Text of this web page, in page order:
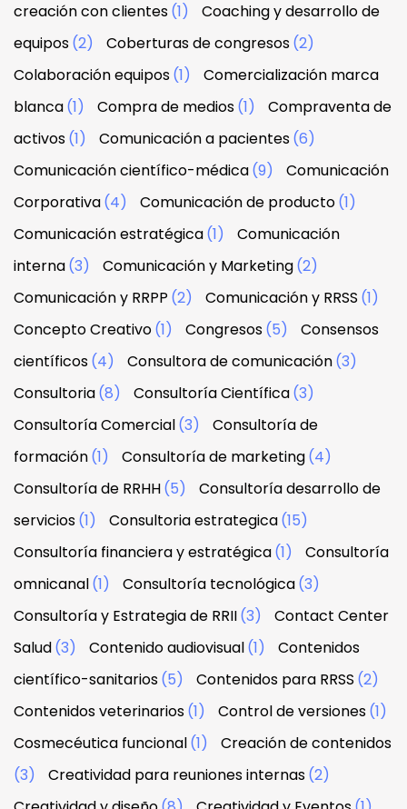
creación con clientes(1)
Coaching y desarrollo de
equipos(2) Coberturas de congresos(2)
Colaboración equipos(1)
Comercialización marca
blanca(1) Compra de medios(1)
Compraventa de
activos(1) Comunicación a pacientes(6)
Comunicación científico-médica(9)
Comunicación
Corporativa(4) Comunicación de producto(1)
Comunicación estratégica(1)
Comunicación
interna(3) Comunicación y Marketing(2)
Comunicación y RRPP (2) Comunicación y RRSS (1)
Concepto Creativo(1) Congresos(5)
Consensos
científicos(4) Consultora de comunicación(3)
Consultoria(8) Consultoría Científica(3)
Consultoría Comercial(3)
Consultoría de
formación(1) Consultoría de marketing(4)
Consultoría de RRHH(5)
Consultoría desarrollo de
servicios(1) Consultoria estrategica(15)
Consultoría financiera y estratégica(1)
Consultoría
omnicanal(1) Consultoría tecnológica(3)
Consultoría y Estrategia de RRII(3)
Contact Center
Salud(3) Contenido audiovisual(1)
Contenidos
científico-sanitarios(5) Contenidos para RRSS (2)
Contenidos veterinarios(1) Control de versiones(1)
Cosmecéutica funcional(1)
Creación de contenidos
(3)
Creatividad para reuniones internas(2)